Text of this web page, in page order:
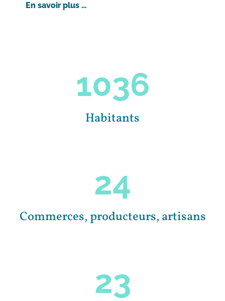
En savoir plus …
1036
Habitants
24
Commerces, producteurs, artisans
23